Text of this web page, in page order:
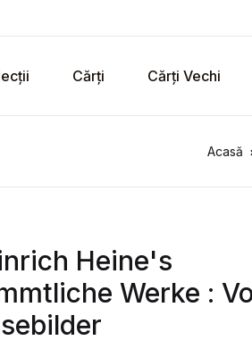
Cărți Cărți Vechi
Acasă
Heine's
Werke :